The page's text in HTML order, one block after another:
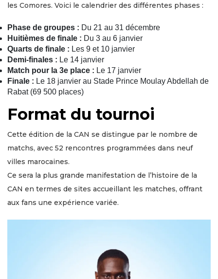
les Comores. Voici le calendrier des différentes phases :
Phase de groupes : Du 21 au 31 décembre
Huitièmes de finale : Du 3 au 6 janvier
Quarts de finale : Les 9 et 10 janvier
Demi-finales : Le 14 janvier
Match pour la 3e place : Le 17 janvier
Finale : Le 18 janvier au Stade Prince Moulay Abdellah de
Rabat (69 500 places)
Format du tournoi
Cette édition de la CAN se distingue par le nombre de
matchs, avec 52 rencontres programmées dans neuf
villes marocaines.
Ce sera la plus grande manifestation de l’histoire de la
CAN en termes de sites accueillant les matches, offrant
aux fans une expérience variée.